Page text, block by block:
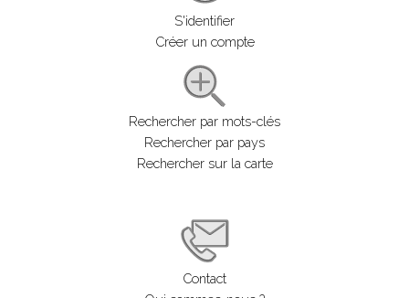
S'identifier
Créer un compte
Rechercher par mots-clés
Rechercher par pays
Rechercher sur la carte
Contact